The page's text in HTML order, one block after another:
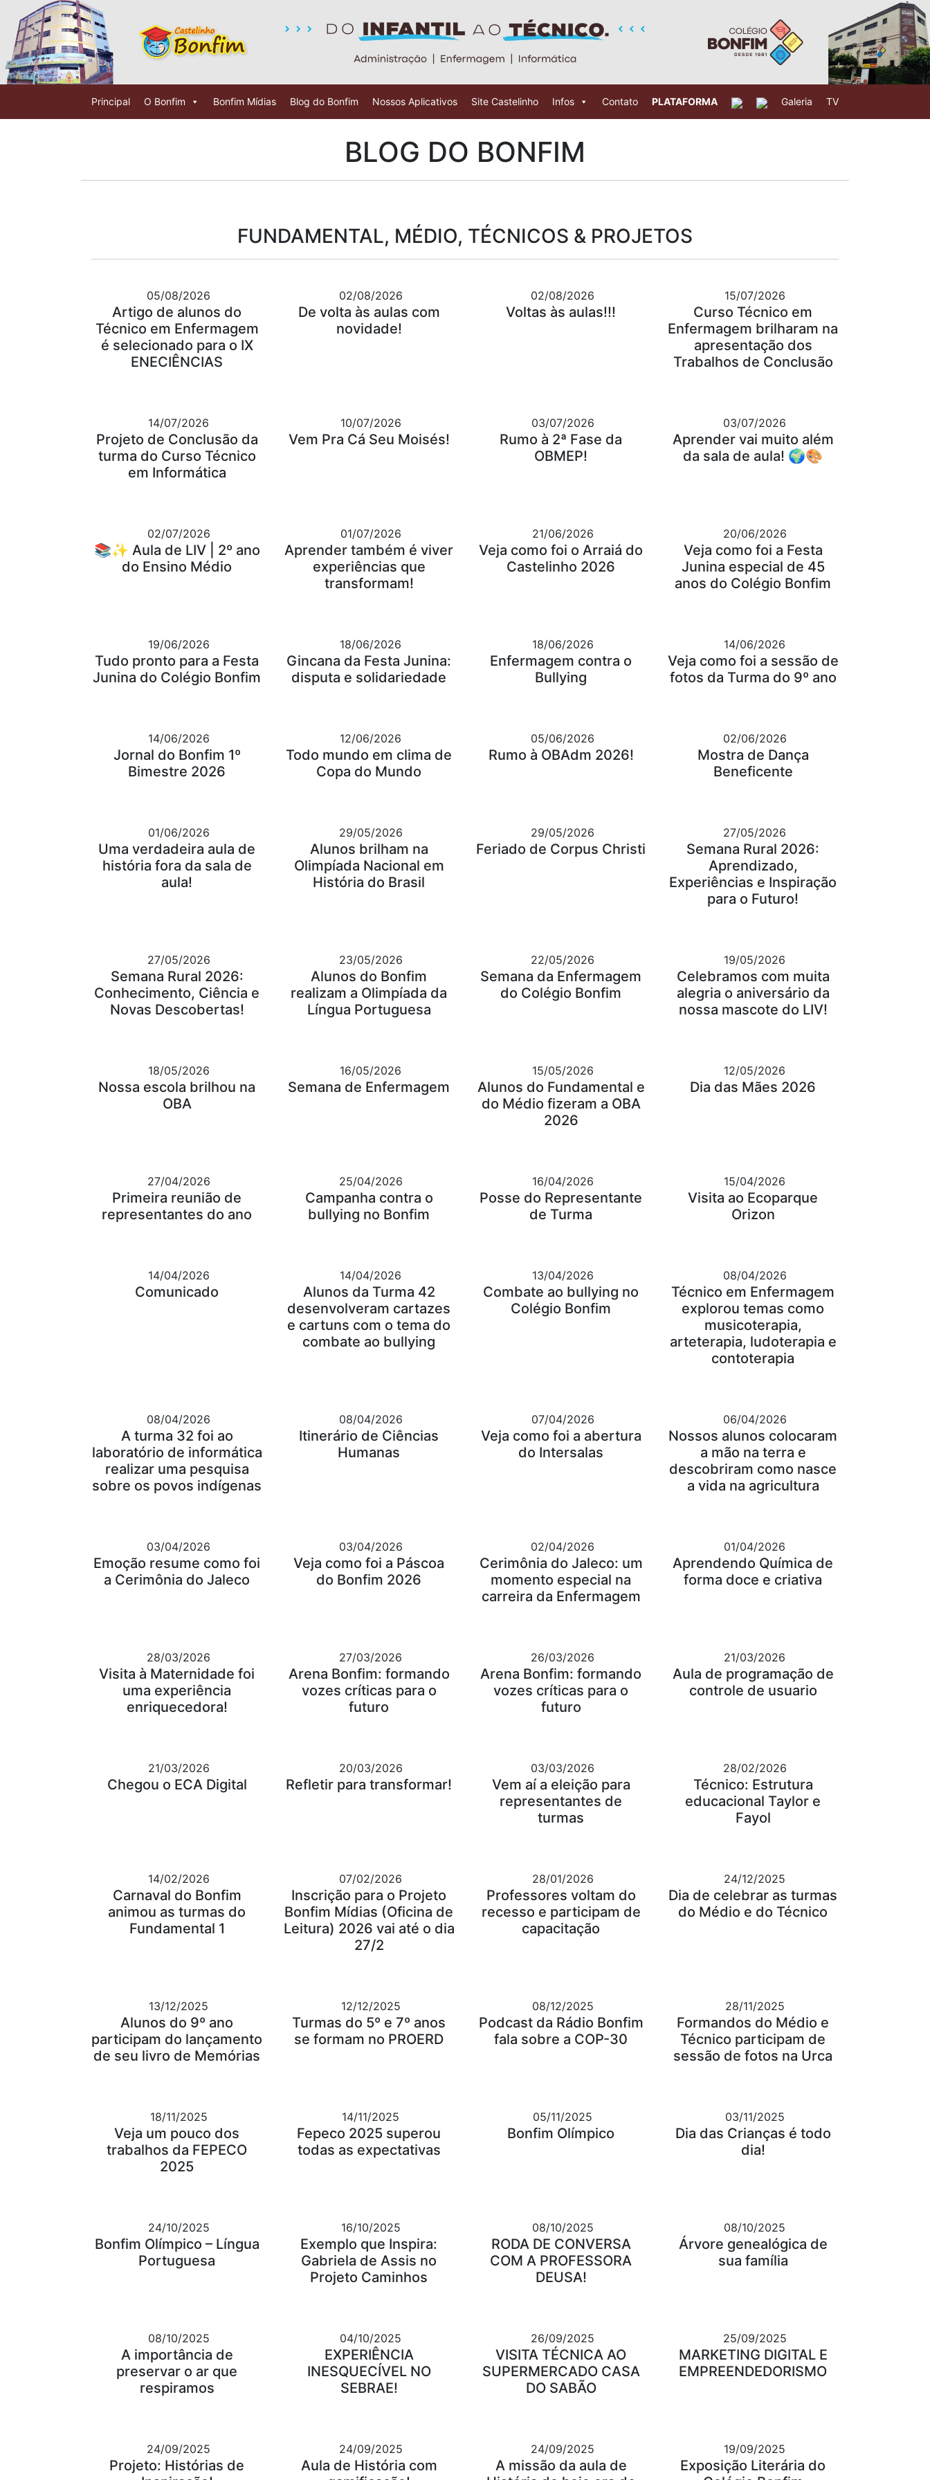
Principal O Bonfim Bonfim Mídias Blog do Bonfim Nossos Aplicativos Site Castelinho Infos Contato PLATAFORMA Galeria TV
BLOG DO BONFIM
FUNDAMENTAL, MÉDIO, TÉCNICOS & PROJETOS
05/08/2026
Artigo de alunos do
Técnico em Enfermagem
é selecionado para o IX
ENECIÊNCIAS
02/08/2026
De volta às aulas com
novidade!
02/08/2026
Voltas às aulas!!!
15/07/2026
Curso Técnico em
Enfermagem brilharam na
apresentação dos
Trabalhos de Conclusão
14/07/2026
Projeto de Conclusão da
turma do Curso Técnico
em Informática
10/07/2026
Vem Pra Cá Seu Moisés!
03/07/2026
Rumo à 2ª Fase da
OBMEP!
03/07/2026
Aprender vai muito além
da sala de aula! 🌍🎨
02/07/2026
📚✨ Aula de LIV | 2º ano
do Ensino Médio
01/07/2026
Aprender também é viver
experiências que
transformam!
21/06/2026
Veja como foi o Arraiá do
Castelinho 2026
20/06/2026
Veja como foi a Festa
Junina especial de 45
anos do Colégio Bonfim
19/06/2026
Tudo pronto para a Festa
Junina do Colégio Bonfim
18/06/2026
Gincana da Festa Junina:
disputa e solidariedade
18/06/2026
Enfermagem contra o
Bullying
14/06/2026
Veja como foi a sessão de
fotos da Turma do 9º ano
14/06/2026
Jornal do Bonfim 1º
Bimestre 2026
12/06/2026
Todo mundo em clima de
Copa do Mundo
05/06/2026
Rumo à OBAdm 2026!
02/06/2026
Mostra de Dança
Beneficente
01/06/2026
Uma verdadeira aula de
história fora da sala de
aula!
29/05/2026
Alunos brilham na
Olimpíada Nacional em
História do Brasil
29/05/2026
Feriado de Corpus Christi
27/05/2026
Semana Rural 2026:
Aprendizado,
Experiências e Inspiração
para o Futuro!
27/05/2026
Semana Rural 2026:
Conhecimento, Ciência e
Novas Descobertas!
23/05/2026
Alunos do Bonfim
realizam a Olimpíada da
Língua Portuguesa
22/05/2026
Semana da Enfermagem
do Colégio Bonfim
19/05/2026
Celebramos com muita
alegria o aniversário da
nossa mascote do LIV!
18/05/2026
Nossa escola brilhou na
OBA
16/05/2026
Semana de Enfermagem
15/05/2026
Alunos do Fundamental e
do Médio fizeram a OBA
2026
12/05/2026
Dia das Mães 2026
27/04/2026
Primeira reunião de
representantes do ano
25/04/2026
Campanha contra o
bullying no Bonfim
16/04/2026
Posse do Representante
de Turma
15/04/2026
Visita ao Ecoparque
Orizon
14/04/2026
Comunicado
14/04/2026
Alunos da Turma 42
desenvolveram cartazes
e cartuns com o tema do
combate ao bullying
13/04/2026
Combate ao bullying no
Colégio Bonfim
08/04/2026
Técnico em Enfermagem
explorou temas como
musicoterapia,
arteterapia, ludoterapia e
contoterapia
08/04/2026
A turma 32 foi ao
laboratório de informática
realizar uma pesquisa
sobre os povos indígenas
08/04/2026
Itinerário de Ciências
Humanas
07/04/2026
Veja como foi a abertura
do Intersalas
06/04/2026
Nossos alunos colocaram
a mão na terra e
descobriram como nasce
a vida na agricultura
03/04/2026
Emoção resume como foi
a Cerimônia do Jaleco
03/04/2026
Veja como foi a Páscoa
do Bonfim 2026
02/04/2026
Cerimônia do Jaleco: um
momento especial na
carreira da Enfermagem
01/04/2026
Aprendendo Química de
forma doce e criativa
28/03/2026
Visita à Maternidade foi
uma experiência
enriquecedora!
27/03/2026
Arena Bonfim: formando
vozes críticas para o
futuro
26/03/2026
Arena Bonfim: formando
vozes críticas para o
futuro
21/03/2026
Aula de programação de
controle de usuario
21/03/2026
Chegou o ECA Digital
20/03/2026
Refletir para transformar!
03/03/2026
Vem aí a eleição para
representantes de
turmas
28/02/2026
Técnico: Estrutura
educacional Taylor e
Fayol
14/02/2026
Carnaval do Bonfim
animou as turmas do
Fundamental 1
07/02/2026
Inscrição para o Projeto
Bonfim Mídias (Oficina de
Leitura) 2026 vai até o dia
27/2
28/01/2026
Professores voltam do
recesso e participam de
capacitação
24/12/2025
Dia de celebrar as turmas
do Médio e do Técnico
13/12/2025
Alunos do 9º ano
participam do lançamento
de seu livro de Memórias
12/12/2025
Turmas do 5º e 7º anos
se formam no PROERD
08/12/2025
Podcast da Rádio Bonfim
fala sobre a COP-30
28/11/2025
Formandos do Médio e
Técnico participam de
sessão de fotos na Urca
18/11/2025
Veja um pouco dos
trabalhos da FEPECO
2025
14/11/2025
Fepeco 2025 superou
todas as expectativas
05/11/2025
Bonfim Olímpico
03/11/2025
Dia das Crianças é todo
dia!
24/10/2025
Bonfim Olímpico – Língua
Portuguesa
16/10/2025
Exemplo que Inspira:
Gabriela de Assis no
Projeto Caminhos
08/10/2025
RODA DE CONVERSA
COM A PROFESSORA
DEUSA!
08/10/2025
Árvore genealógica de
sua família
08/10/2025
A importância de
preservar o ar que
respiramos
04/10/2025
EXPERIÊNCIA
INESQUECÍVEL NO
SEBRAE!
26/09/2025
VISITA TÉCNICA AO
SUPERMERCADO CASA
DO SABÃO
25/09/2025
MARKETING DIGITAL E
EMPREENDEDORISMO
24/09/2025
Projeto: Histórias de
24/09/2025
Aula de História com
24/09/2025
A missão da aula de
19/09/2025
Exposição Literária do